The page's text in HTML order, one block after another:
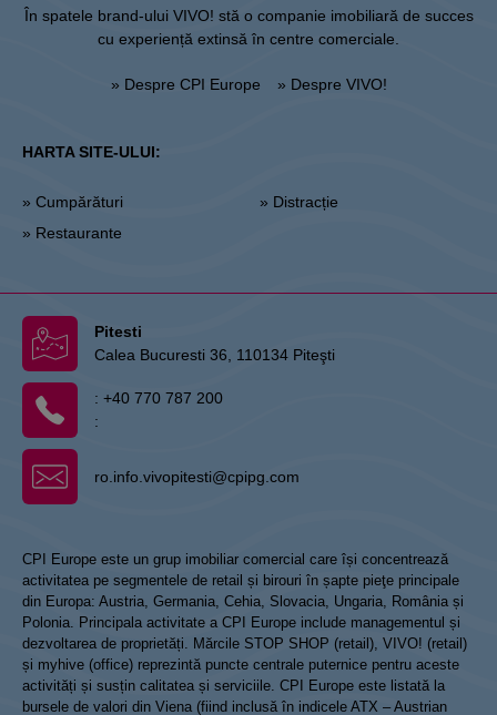
În spatele brand-ului VIVO! stă o companie imobiliară de succes
cu experiență extinsă în centre comerciale.
» Despre CPI Europe » Despre VIVO!
HARTA SITE-ULUI:
» Cumpărături
» Restaurante
» Distracție
Pitesti
Calea Bucuresti 36, 110134 Piteşti
: +40 770 787 200
:
ro.info.vivopitesti@cpipg.com
CPI Europe este un grup imobiliar comercial care își concentrează
activitatea pe segmentele de retail și birouri în șapte pieţe principale
din Europa: Austria, Germania, Cehia, Slovacia, Ungaria, România și
Polonia. Principala activitate a CPI Europe include managementul și
dezvoltarea de proprietăți. Mărcile STOP SHOP (retail), VIVO! (retail)
și myhive (office) reprezintă puncte centrale puternice pentru aceste
activități și susțin calitatea și serviciile. CPI Europe este listată la
bursele de valori din Viena (fiind inclusă în indicele ATX – Austrian